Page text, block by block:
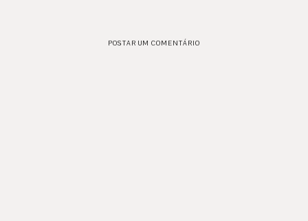
POSTAR UM COMENTÁRIO